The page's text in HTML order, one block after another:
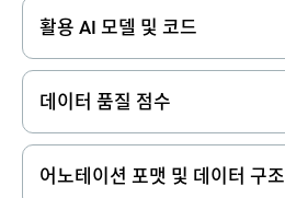
활용 AI 모델 및 코드
데이터 품질 점수
어노테이션 포맷 및 데이터 구조